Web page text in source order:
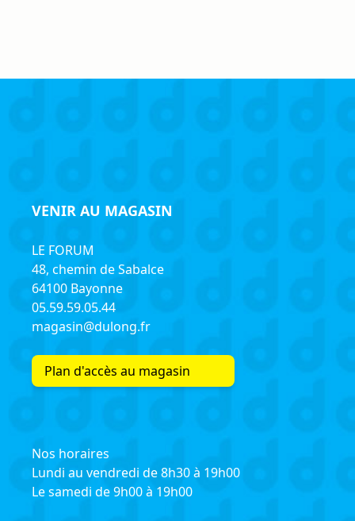
VENIR AU MAGASIN
LE FORUM
48, chemin de Sabalce
64100 Bayonne
05.59.59.05.44
magasin@dulong.fr
Plan d'accès au magasin
Nos horaires
Lundi au vendredi de 8h30 à 19h00
Le samedi de 9h00 à 19h00